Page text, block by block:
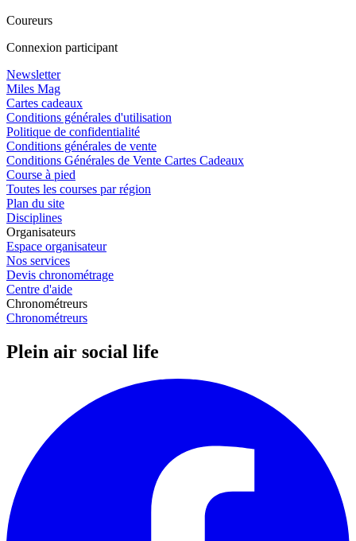
Coureurs
Connexion participant
Newsletter
Miles Mag
Cartes cadeaux
Conditions générales d'utilisation
Politique de confidentialité
Conditions générales de vente
Conditions Générales de Vente Cartes Cadeaux
Course à pied
Toutes les courses par région
Plan du site
Disciplines
Organisateurs
Espace organisateur
Nos services
Devis chronométrage
Centre d'aide
Chronométreurs
Chronométreurs
Plein air social life